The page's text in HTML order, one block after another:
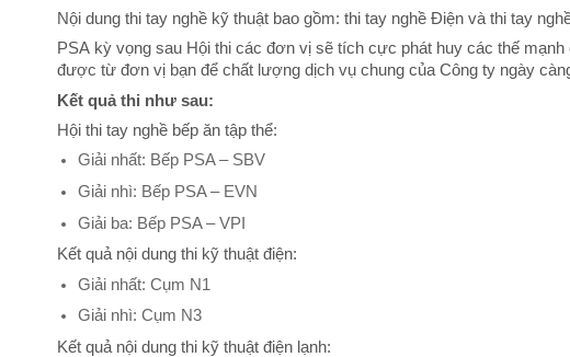
Nội dung thi tay nghề kỹ thuật bao gồm: thi tay nghề Điện và thi tay
PSA kỳ vọng sau Hội thi các đơn vị sẽ tích cực phát huy các thế
được từ đơn vị bạn để chất lượng dịch vụ chung của Công ty ngày
Kết quả thi như sau:
Hội thi tay nghề bếp ăn tập thể:
Giải nhất: Bếp PSA – SBV
Giải nhì: Bếp PSA – EVN
Giải ba: Bếp PSA – VPI
Kết quả nội dung thi kỹ thuật điện:
Giải nhất: Cụm N1
Giải nhì: Cụm N3
Kết quả nội dung thi kỹ thuật điện lạnh: